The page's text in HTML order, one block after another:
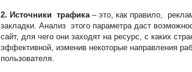
2. Источники трафика– это, как правило,
закладки. Анализ этого параметра даст
сайт, для чего они заходят на ресурс, с каких
эффективной, изменив некоторые направления
пользователя.